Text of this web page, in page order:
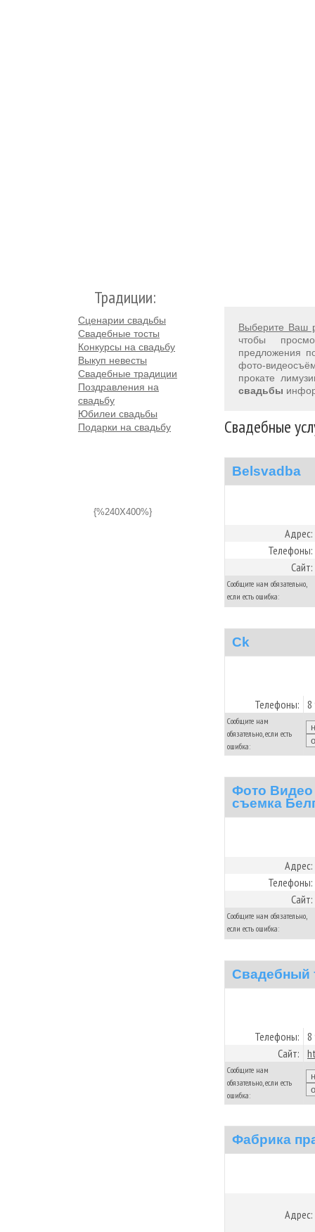
Традиции:
Сценарии свадьбы
Свадебные тосты
Конкурсы на свадьбу
Выкуп невесты
Свадебные традиции
Поздравления на
свадьбу
Юбилеи свадьбы
Подарки на свадьбу
{%240X400%}
Выберите Ваш
чтобы
предложения
фото-
прокате
свадьбы
Свадебные
Belsvadba
Адрес:
Телефоны:
Сайт:
Сообщите нам обязательно,
если есть ошибка:
Ck
Телефоны: 8
Сообщите нам
обязательно, если есть
ошибка:
Фото Видео
съемка
Адрес:
Телефоны:
Сайт:
Сообщите нам обязательно,
если есть ошибка:
Свадебный
Телефоны: 8
Сайт:
Сообщите нам
обязательно, если есть
ошибка:
Фабрика
Адрес: